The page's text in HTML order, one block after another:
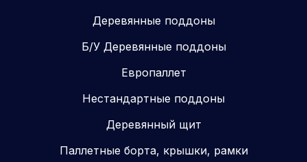
Деревянные поддоны
Б/У Деревянные поддоны
Европаллет
Нестандартные поддоны
Деревянный щит
Паллетные борта, крышки, рамки